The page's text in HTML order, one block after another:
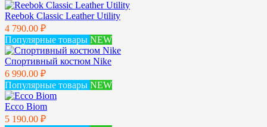
Reebok Classic Leather Utility
4 790.00 ₽
Популярные товары NEW
Спортивный костюм Nike
6 990.00 ₽
Популярные товары NEW
Ecco Biom
5 190.00 ₽